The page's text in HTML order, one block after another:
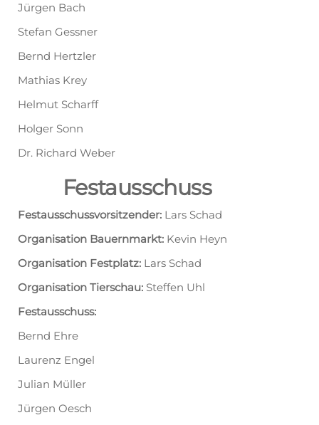
Jürgen Bach
Stefan Gessner
Bernd Hertzler
Mathias Krey
Helmut Scharff
Holger Sonn
Dr. Richard Weber
Festausschuss
Festausschussvorsitzender: Lars Schad
Organisation Bauernmarkt: Kevin Heyn
Organisation Festplatz: Lars Schad
Organisation Tierschau: Steffen Uhl
Festausschuss:
Bernd Ehre
Laurenz Engel
Julian Müller
Jürgen Oesch